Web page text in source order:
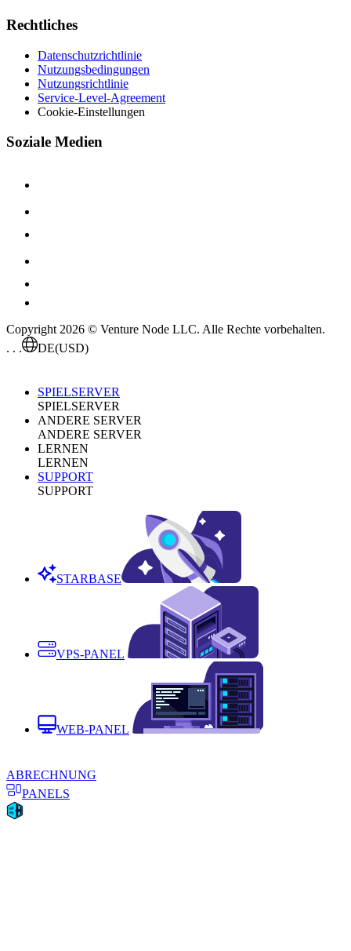
Rechtliches
Datenschutzrichtlinie
Nutzungsbedingungen
Nutzungsrichtlinie
Service-Level-Agreement
Cookie-Einstellungen
Soziale Medien
Copyright 2026 © Venture Node LLC. Alle Rechte vorbehalten.
. . .
DE(USD)
SPIELSERVER
SPIELSERVER
ANDERE SERVER
ANDERE SERVER
LERNEN
LERNEN
SUPPORT
SUPPORT
STARBASE
VPS-PANEL
WEB-PANEL
ABRECHNUNG
PANELS